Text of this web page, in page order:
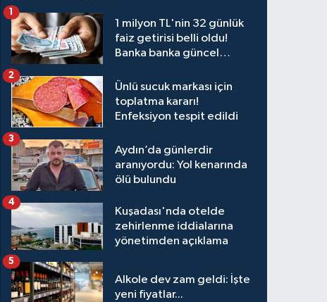
1 milyon TL'nin 32 günlük
faiz getirisi belli oldu!
Banka banka güncel
1
Ünlü sucuk markası için
toplatma kararı!
Enfeksiyon tespit edildi
2
Aydın’da günlerdir
aranıyordu: Yol kenarında
ölü bulundu
3
Kuşadası'nda otelde
zehirlenme iddialarına
yönetimden açıklama
4
Alkole dev zam geldi: İşte
yeni fiyatlar...
5